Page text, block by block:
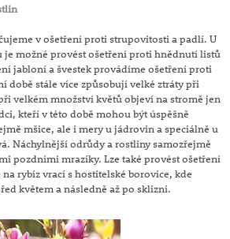
v ošetření proti strupovitosti a padlí. U
je možné provést ošetření proti hnědnutí listů
jabloní a švestek provádíme ošetření proti
době stále více způsobují velké ztráty při
velkém množství květů objeví na stromě jen
kteří v této době mohou být úspěšně
mšice, ale i mery u jádrovin a speciálně u
Náchylnější odrůdy a rostliny samozřejmě
pozdními mrazíky. Lze také provést ošetření
rybíz vrací s hostitelské borovice, kde
květem a následně až po sklizni.